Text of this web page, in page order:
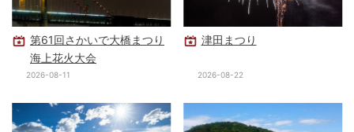
第61回さかいで大橋まつり
海上花火大会
2026-08-11
津田まつり
2026-08-22